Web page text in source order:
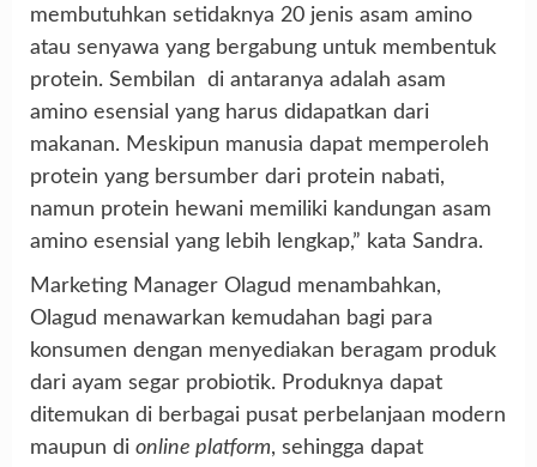
membutuhkan setidaknya 20 jenis asam amino
atau senyawa yang bergabung untuk membentuk
protein. Sembilan di antaranya adalah asam
amino esensial yang harus didapatkan dari
makanan. Meskipun manusia dapat memperoleh
protein yang bersumber dari protein nabati,
namun protein hewani memiliki kandungan asam
amino esensial yang lebih lengkap,” kata Sandra.
Marketing Manager Olagud menambahkan,
Olagud menawarkan kemudahan bagi para
konsumen dengan menyediakan beragam produk
dari ayam segar probiotik. Produknya dapat
ditemukan di berbagai pusat perbelanjaan modern
maupun di online platform, sehingga dapat